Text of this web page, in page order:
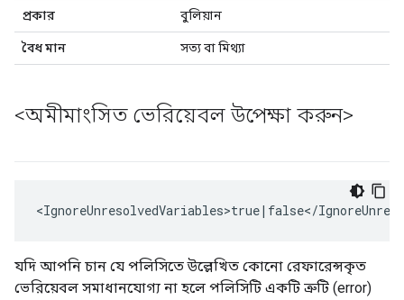
প্রকার বুলিয়ান
বৈধ মান সত্য বা মিথ্যা
<অমীমাংসিত ভেরিয়েবল উপেক্ষা করুন>
<IgnoreUnresolvedVariables>true|false</
যদি আপনি চান যে পলিসিতে উল্লেখিত কোনো রেফারেন্সকৃত
ভেরিয়েবল সমাধানযোগ্য না হলে পলিসিটি একটি ত্রুটি (error)